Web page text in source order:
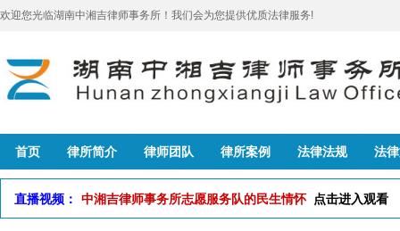
欢迎您光临湖南中湘吉律师事务所！我们会为您提供优质法律服务!
首页 律所简介 律师团队 律所案例 法律法规 法
直播视频： 中湘吉律师事务所志愿服务队的民生情怀 点击进入观看